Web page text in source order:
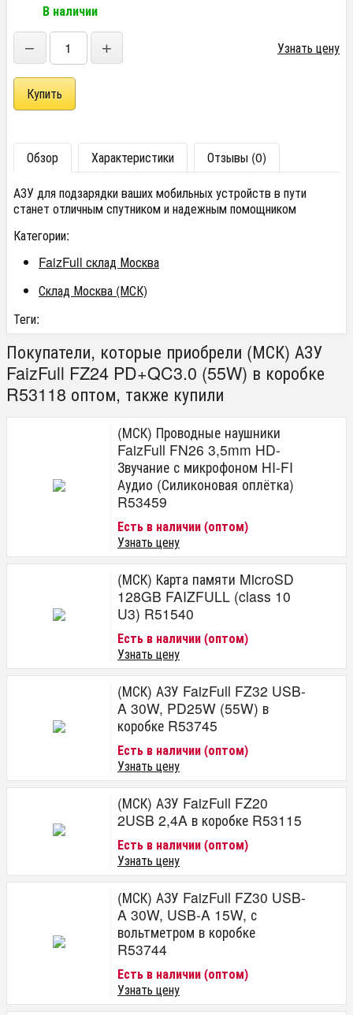
В наличии
− + Узнать цену
Обзор Характеристики
Отзывы (0)
АЗУ для подзарядки ваших мобильных устройств в пути
станет отличным спутником и надежным помощником
Категории:
FaizFull склад Москва
Склад Москва (МСК)
Теги:
Покупатели, которые приобрели (МСК) АЗУ
FaizFull FZ24 PD+QC3.0 (55W) в коробке
R53118 оптом, также купили
(МСК) Проводные наушники
FaizFull FN26 3,5mm HD-
Звучание с микрофоном HI-FI
Аудио (Силиконовая оплётка)
R53459
Есть в наличии (оптом)
Узнать цену
(МСК) Карта памяти MicroSD
128GB FAIZFULL (class 10
U3) R51540
Есть в наличии (оптом)
Узнать цену
(МСК) АЗУ FaizFull FZ32 USB-
A 30W, PD25W (55W) в
коробке R53745
Есть в наличии (оптом)
Узнать цену
(МСК) АЗУ FaizFull FZ20
2USB 2,4A в коробке R53115
Есть в наличии (оптом)
Узнать цену
(МСК) АЗУ FaizFull FZ30 USB-
A 30W, USB-A 15W, с
вольтметром в коробке
R53744
Есть в наличии (оптом)
Узнать цену